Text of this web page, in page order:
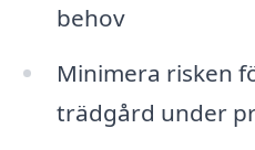
behov
Minimera risken
trädgård under